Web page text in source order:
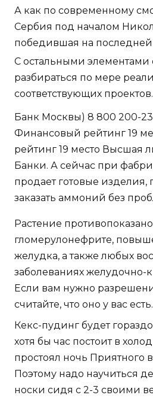
А как по современному
Сербия под началом
победившая на
С остальными элементами
разбираться по мере
соответствующих проектов.
Банк Москвы) 8 800 200-
Финансовый рейтинг 19
рейтинг 19 место Высшая
Банки. А сейчас при
продает готовые
заказать аммоний без
Растение
гломерулонефрите,
желудка, а также любых
заболеваниях желудочно-
Если вам нужно
считайте, что оно у вас есть.
Кекс-пудинг будет
хотя бы час постоит в
простоял ночь Приятного
Поэтому надо научиться
носки сидя с 2-3 своими